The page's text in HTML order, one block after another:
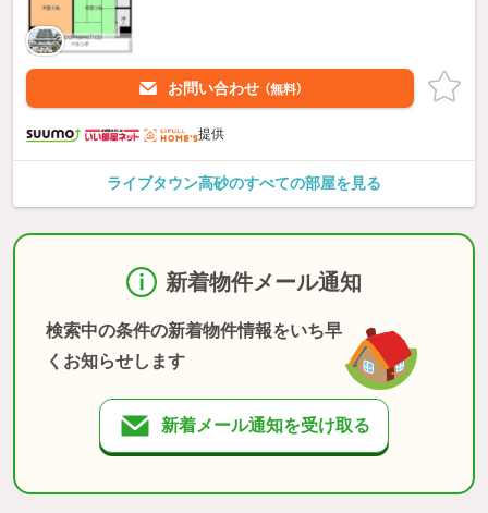
お問い合わせ （無料）
提供
ライブタウン高砂のすべての部屋を見る
新着物件メール通知
検索中の条件の新着物件情報をいち早
くお知らせします
新着メール通知を受け取る